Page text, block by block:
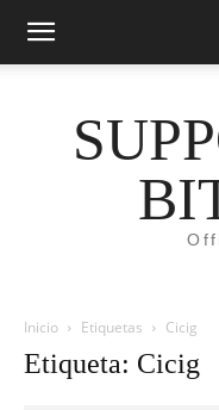
Inicio Etiquetas Cicig
Etiqueta: Cicig